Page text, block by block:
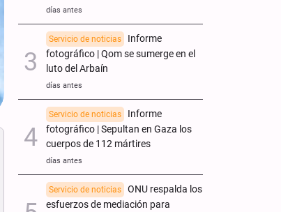
días antes
Servicio de noticias
Informe
fotográfico | Qom se sumerge en el
luto del Arbaín
días antes
Servicio de noticias
Informe
fotográfico | Sepultan en Gaza los
cuerpos de 112 mártires
días antes
Servicio de noticias
ONU respalda los
esfuerzos de mediación para